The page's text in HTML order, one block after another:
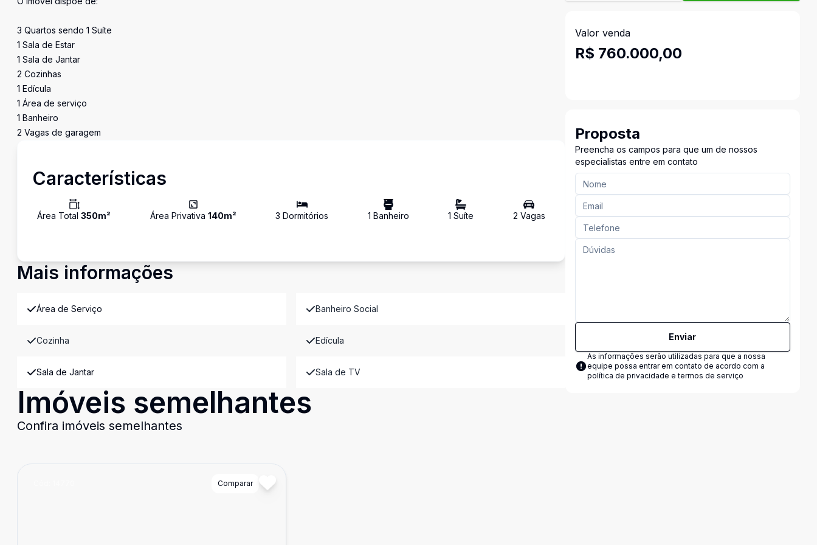
3 Quartos sendo 1 Suíte
1 Sala de Estar
1 Sala de Jantar
2 Cozinhas
1 Edícula
1 Área de serviço
1 Banheiro
2 Vagas de garagem
Características
Área Total 350m² Área Privativa 140m² 3 Dormitórios 1 Banheiro 1 Suíte 2 Vagas
Mais informações
Área de Serviço Banheiro Social
Cozinha Edícula
Sala de Jantar Sala de TV
Imóveis semelhantes
Confira imóveis semelhantes
Comparar
Valor venda
R$ 760.000,00
Proposta
Preencha os campos para que um de nossos
especialistas entre em contato
Enviar
As informações serão utilizadas para que a nossa
equipe possa entrar em contato de acordo com a
política de privacidade e termos de serviço